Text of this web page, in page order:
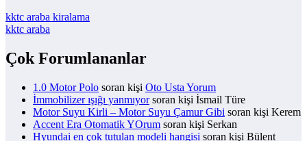
kktc araba kiralama
kktc araba
Çok Forumlananlar
1.0 Motor Polo soran kişi Oto Usta Yorum
İmmobilizer ışığı yanmıyorsoran kişi İsmail Türe
Motor Suyu Kirli – Motor Suyu Çamur Gibi soran kişi Kerem
Accent Era Otomatik YOrum soran kişi Serkan
Hyundai en çok tutulan modeli hangisi soran kişi Bülent